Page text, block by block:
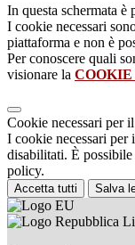
In questa schermata è
I cookie necessari
piattaforma e non è
Per conoscere quali
visionare la
Cookie necessari per
I cookie necessari per
disabilitati. È
policy.
Accetta tutti Salva